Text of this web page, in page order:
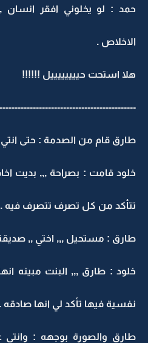
حمد : لو يخلوني افقر انسان
الاخلاص .
هلا استحت حييييييييل !!!!!!
طارق قام من الصدمة : حتى
خلود قامت : بصراحة ,,, بديت
تتأكد من كل تصرف تتصرف فيه .
طارق : مستحيل ,,, اختي ,,
خلود : طارق ,,, البنت مبينه
نفسية فيها تأكد لي انها صادقه .
طارق والصورة بوجهه :